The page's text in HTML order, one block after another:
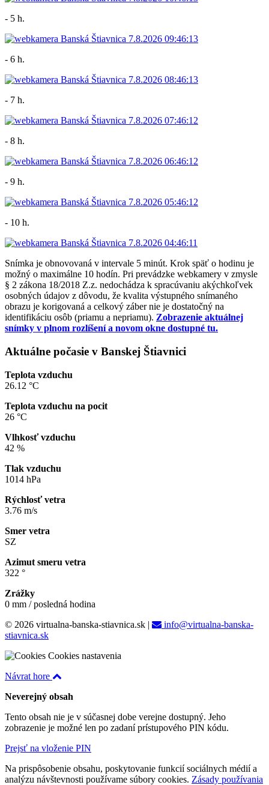
- 5 h.
- 6 h.
- 7 h.
- 8 h.
- 9 h.
- 10 h.
Snímka je obnovovaná v intervale 5 minút. Krok späť o hodinu je
možný o maximálne 10 hodín. Pri prevádzke webkamery v zmysle
§ 2 zákona 18/2018 Z.z. nedochádza k spracúvaniu akýchkoľvek
osobných údajov z dôvodu, že kvalita výstupného snímaného
obrazu je korigovaná a celkový záber nie je dostatočný na
identifikáciu osôb (priamu a nepriamu). Zobrazenie aktuálnej
snímky v plnom rozlíšení a novom okne dostupné tu.
Aktuálne počasie v Banskej Štiavnici
Teplota vzduchu
26.12 °C
Teplota vzduchu na pocit
26 °C
Vlhkosť vzduchu
42 %
Tlak vzduchu
1014 hPa
Rýchlosť vetra
3.76 m/s
Smer vetra
SZ
Azimut smeru vetra
322 °
Zrážky
0 mm / posledná hodina
© 2026 virtualna-banska-stiavnica.sk |
info@virtualna-banska-
stiavnica.sk
Cookies nastavenia
Návrat hore
Neverejný obsah
Tento obsah nie je v súčasnej dobe verejne dostupný. Jeho
zobrazenie je možné len po zadaní prístupového PIN kódu.
Prejsť na vloženie PIN
Na prispôsobenie obsahu, poskytovanie funkcií sociálnych médií a
analýzu návštevnosti používame súbory cookies. Zásady používania